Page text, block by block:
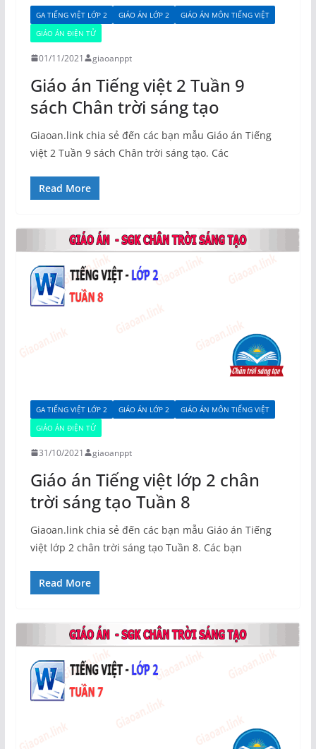
GA TIẾNG VIỆT LỚP 2 GIÁO ÁN LỚP 2
GIÁO ÁN MÔN TIẾNG VIỆT
GIÁO ÁN ĐIỆN TỬ
01/11/2021 giaoanppt
Giáo án Tiếng việt 2 Tuần 9
sách Chân trời sáng tạo
Giaoan.link chia sẻ đến các bạn mẫu Giáo án Tiếng
việt 2 Tuần 9 sách Chân trời sáng tạo. Các
Read More
GA TIẾNG VIỆT LỚP 2 GIÁO ÁN LỚP 2
GIÁO ÁN MÔN TIẾNG VIỆT
GIÁO ÁN ĐIỆN TỬ
31/10/2021 giaoanppt
Giáo án Tiếng việt lớp 2 chân
trời sáng tạo Tuần 8
Giaoan.link chia sẻ đến các bạn mẫu Giáo án Tiếng
việt lớp 2 chân trời sáng tạo Tuần 8. Các bạn
Read More